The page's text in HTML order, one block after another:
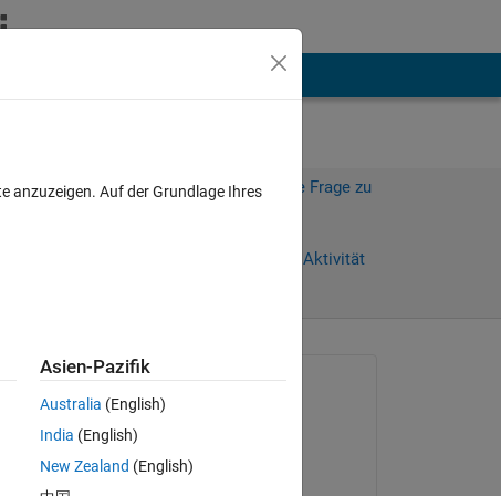
Melden Sie sich an, um diese Frage zu
Anmelden, um Aktivität
Ihaveaquest
am 29 Mär. 2023
anzuzeigen. Auf der Grundlage Ihres
Asien-Pazifik
Australia (English)
India (English)
New Zealand (English)